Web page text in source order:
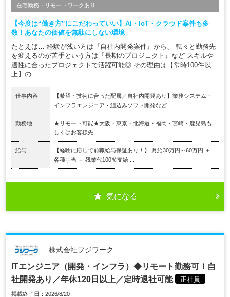
在宅勤務・リモートワークあり
【今度は“働き方”にこだわっていい】AI・IoT・クラウド案件も多
数！あなたの価値を無駄にしない環境
たとえば… 経験が浅い方は『自社内開発案件』から、 転々と勤務先
を変えるのが苦手という方は『長期のプロジェクト』など スキルや
適性に合ったプロジェクトで活躍可能◎ その理由は【常時100件以
上】の...
仕事内容
【希望・技術に合った配属／自社内開発あり】業務システム・
インフラエンジニア・組込みソフト開発など
勤務地
★リモート可能★大阪・東京・北海道・福岡・宮崎・鹿児島も
しくはお客様先
給与
【経験に応じて前職給与保証あり！】 月給30万円～60万円 ＋
各種手当 ＋ 残業代100％支給 ...
気になる
株式会社フジワーク
ITエンジニア（開発・インフラ）◆リモート勤務可！自
社開発あり／年休120日以上／定時退社可能
正社員
掲載終了日：2026/8/20